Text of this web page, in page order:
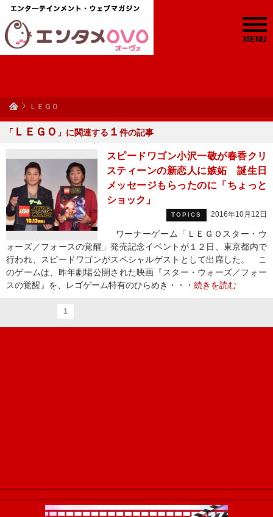
MENU
ＬＥＧＯ
「 ＬＥＧＯ 」に関連する １ 件の記事
スピードワゴン小沢一敬が春香クリ
スティーンの新恋人に嫉妬 誕生日
メッセージもらったのに「ちょっと
ショック」
TOPICS 2016年10月12日
ワーナーゲーム「ＬＥＧＯスター・ウ
ォーズ／フォースの覚醒」発売記念イベントが１２日、東京都内で
行われ、スピードワゴンがスペシャルゲストとして出席した。 こ
のゲームは、昨年劇場公開された映画『スター・ウォーズ／フォー
スの覚醒』を、レゴゲーム特有のひらめき・・・ 続きを読む
1